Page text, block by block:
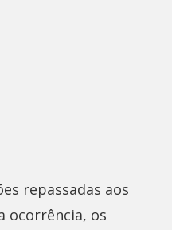
repassadas aos
ocorrência, os